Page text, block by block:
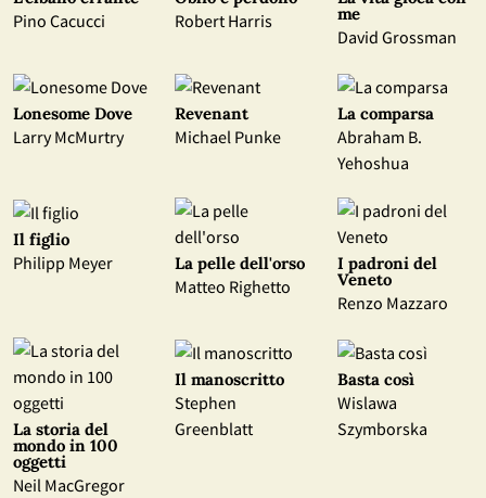
Pino Cacucci Robert Harris me
David Grossman
Lonesome Dove
Larry McMurtry
Revenant
Michael Punke
La comparsa
Abraham B.
Yehoshua
Il figlio
Philipp Meyer La pelle dell'orso
Matteo Righetto
I padroni del
Veneto
Renzo Mazzaro
La storia del
mondo in 100
oggetti
Neil MacGregor
Il manoscritto
Stephen
Greenblatt
Basta così
Wislawa
Szymborska